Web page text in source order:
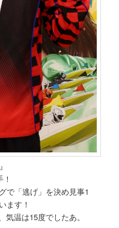
で「逃げ」を決め見事1
ます！
温は15度でしたあ。